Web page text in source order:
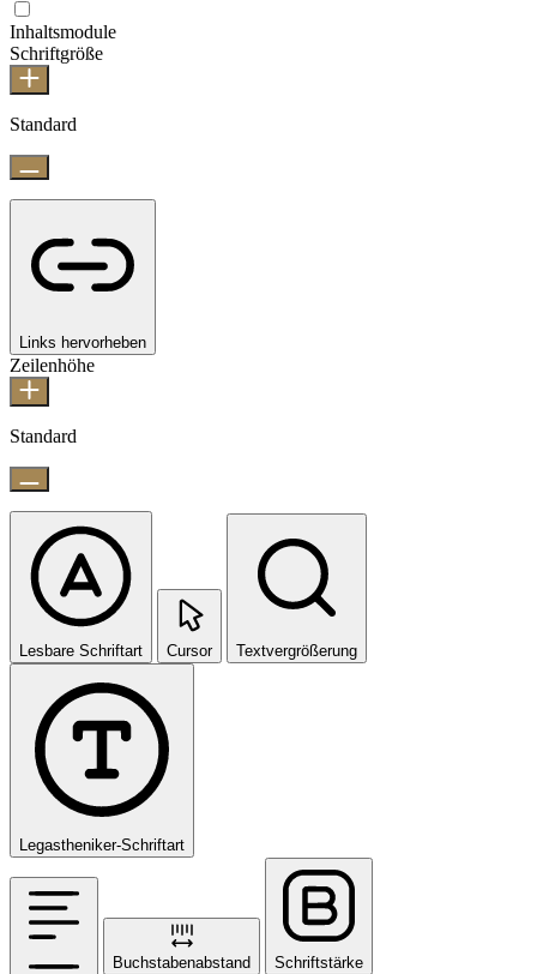
Inhaltsmodule
Schriftgröße
Standard
Links hervorheben
Zeilenhöhe
Standard
Lesbare Schriftart Cursor Textvergrößerung
Legastheniker-Schriftart
Buchstabenabstand Schriftstärke